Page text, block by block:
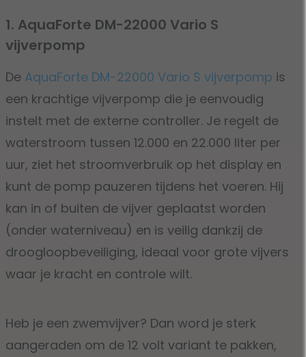
1. AquaForte DM-22000 Vario S
vijverpomp
De AquaForte DM-22000 Vario S vijverpomp is
een krachtige vijverpomp die je eenvoudig
instelt met de externe controller. Je regelt de
waterstroom tussen 12.000 en 22.000 liter per
uur, ziet het stroomverbruik op het display en
kunt de pomp pauzeren tijdens het voeren. Hij
kan in of buiten de vijver geplaatst worden
(onder waterniveau) en is veilig dankzij de
droogloopbeveiliging, ideaal voor grote vijvers
waar je kracht en controle wilt.
Heb je een zwemvijver? Dan word je sterk
aangeraden om de 12 volt variant te pakken,